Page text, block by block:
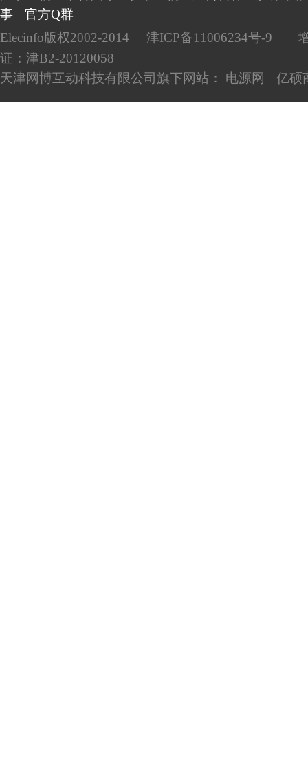
事
官方Q群
Elecinfo版权2002-2014
津ICP备11006234号-9
证：津B2-20120058
天津网博互动科技有限公司旗下网站： 电源网 亿硕